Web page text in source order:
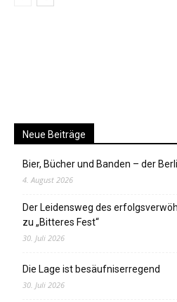
Neue Beiträge
Bier, Bücher und Banden – der
4. August 2026
Der Leidensweg des
zu „Bitteres Fest“
30. Juli 2026
Die Lage ist besäufniserregend
30. Juli 2026